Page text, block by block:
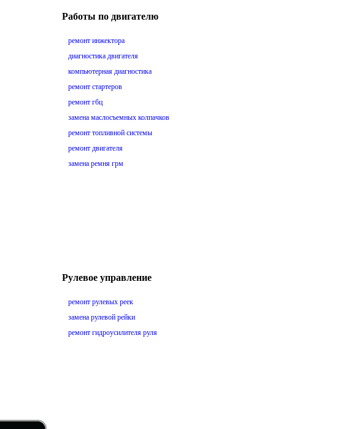
Работы по двигателю
ремонт инжектора
диагностика двигателя
компьютерная диагностика
ремонт стартеров
ремонт гбц
замена маслосъемных колпачков
ремонт топливной системы
ремонт двигателя
замена ремня грм
Рулевое управление
ремонт рулевых реек
замена рулевой рейки
ремонт гидроусилителя руля